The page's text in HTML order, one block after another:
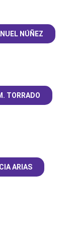
NÚÑEZ
TORRADO
ARIAS